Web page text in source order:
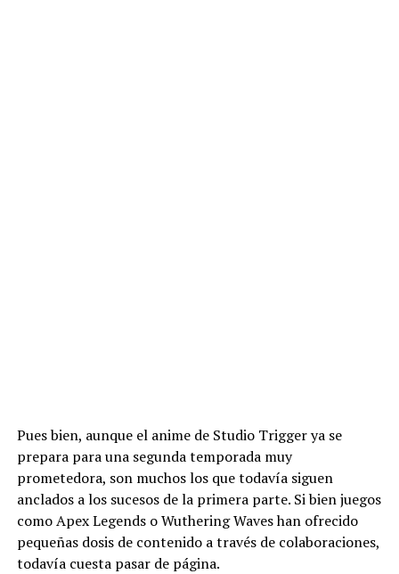
Pues bien, aunque el anime de Studio Trigger ya se
prepara para una segunda temporada muy
prometedora, son muchos los que todavía siguen
anclados a los sucesos de la primera parte. Si bien juegos
como Apex Legends o Wuthering Waves han ofrecido
pequeñas dosis de contenido a través de colaboraciones,
todavía cuesta pasar de página.